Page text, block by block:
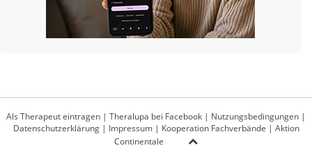
Als Therapeut eintragen | Theralupa bei Facebook | Nutzungsbedingungen |
Datenschutzerklärung| Impressum| Kooperation Fachverbände | Aktion
Continentale